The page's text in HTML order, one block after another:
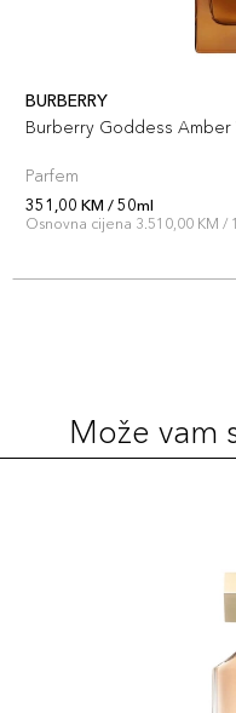
BURBERRY
Burberry Goddess Amber
Parfem
351,00 KM / 50ml
Osnovna cijena 3.510,00 KM /
Može vam